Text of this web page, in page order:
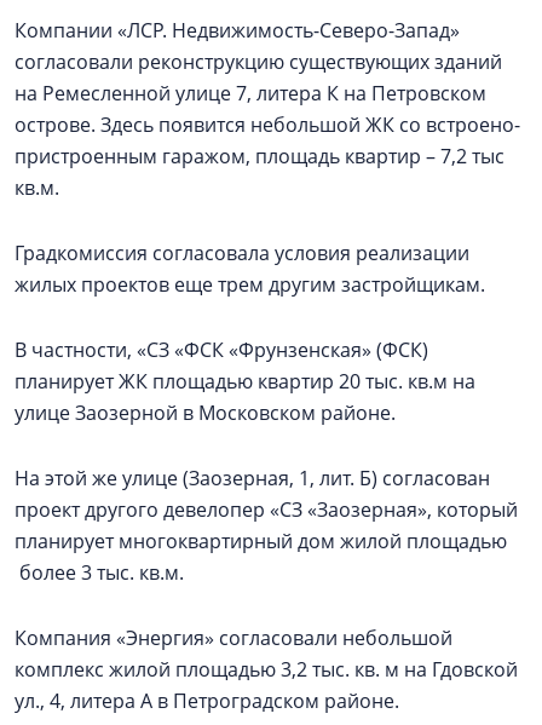
Компании «ЛСР. Недвижимость-Северо-Запад»
согласовали реконструкцию существующих зданий
на Ремесленной улице 7, литера К на Петровском
острове. Здесь появится небольшой ЖК со встроено-
пристроенным гаражом, площадь квартир – 7,2 тыс
кв.м.
Градкомиссия согласовала условия реализации
жилых проектов еще трем другим застройщикам.
В частности, «СЗ «ФСК «Фрунзенская» (ФСК)
планирует ЖК площадью квартир 20 тыс. кв.м на
улице Заозерной в Московском районе.
На этой же улице (Заозерная, 1, лит. Б) согласован
проект другого девелопер «СЗ «Заозерная», который
планирует многоквартирный дом жилой площадью
более 3 тыс. кв.м.
Компания «Энергия» согласовали небольшой
комплекс жилой площадью 3,2 тыс. кв. м на Гдовской
ул., 4, литера А в Петроградском районе.